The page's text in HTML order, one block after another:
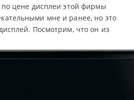
цене дисплеи этой фирмы
мне и ранее, но это
Посмотрим, что он из